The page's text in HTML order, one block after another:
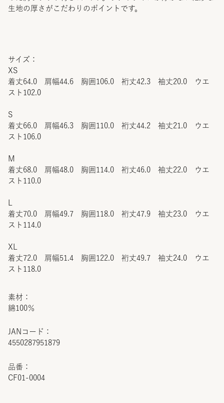
JANコード：
4550287951879
品番：
CF01-0004
生地の厚さがこだわりのポイントです。
サイズ：
XS
着丈64.0 肩幅44.6 胸囲106.0 裄丈42.3 袖丈20.0 ウエ
スト102.0
S
着丈66.0 肩幅46.3 胸囲110.0 裄丈44.2 袖丈21.0 ウエ
スト106.0
M
着丈68.0 肩幅48.0 胸囲114.0 裄丈46.0 袖丈22.0 ウエ
スト110.0
着丈70.0 肩幅49.7 胸囲118.0 裄丈47.9 袖丈23.0 ウエ
スト114.0
XL
着丈72.0 肩幅51.4 胸囲122.0 裄丈49.7 袖丈24.0 ウエ
スト118.0
素材：
綿100％